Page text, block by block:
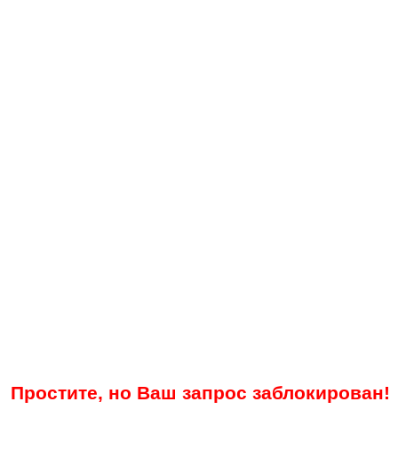
Простите, но Ваш запрос заблокирован!